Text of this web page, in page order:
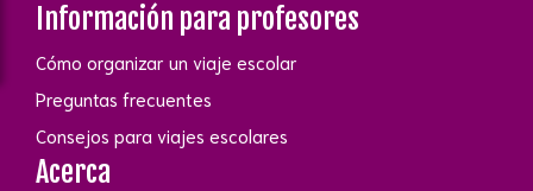
Información para profesores
Cómo organizar un viaje escolar
Preguntas frecuentes
Consejos para viajes escolares
Acerca